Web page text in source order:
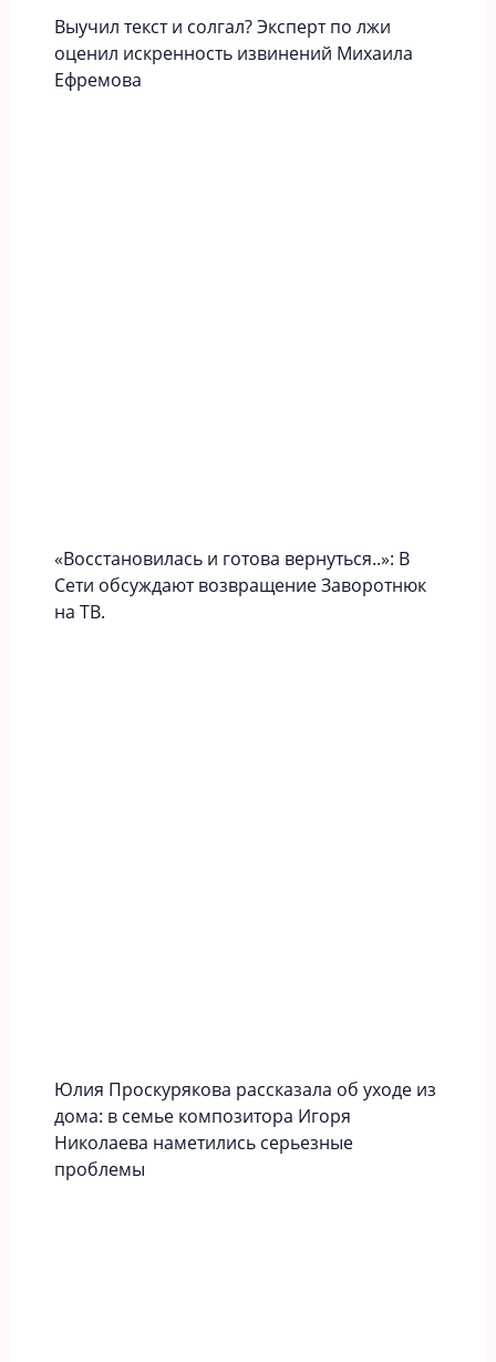
Выучил текст и солгал? Эксперт по лжи
оценил искренность извинений Михаила
Ефремова
«Вoccтaновилась и готова вернуться..»: В
Сети обсуждают возвращение Заворотнюк
на ТВ.
Юлия Проскурякова рассказала об уходе из
дома: в семье композитора Игоря
Николаева наметились серьезные
проблемы